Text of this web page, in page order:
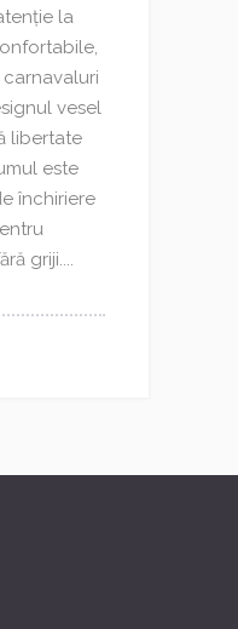
la
vesel
libertate
este
închiriere
griji....